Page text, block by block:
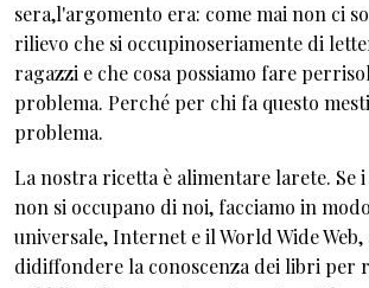
sera,l'argomento era: come mai non ci
rilievo che si occupinoseriamente di
ragazzi e che cosa possiamo fare
problema. Perché per chi fa questo
problema.
La nostra ricetta è alimentare larete. Se
non si occupano di noi, facciamo in
universale, Internet e il World Wide Web,
didiffondere la conoscenza dei libri per